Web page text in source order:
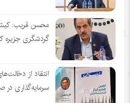
محسن قریب:
گردشگری
انتقاد از
سرمایه‌گذاری